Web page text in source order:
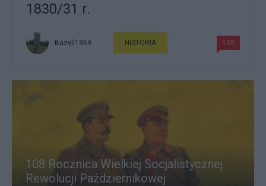
1830/31 r.
Bazyli1969 HISTORIA 120
108 Rocznica Wielkiej Socjalistycznej
Rewolucji Październikowej